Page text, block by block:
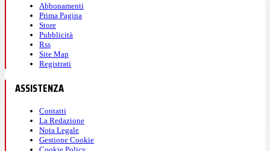
Abbonamenti
Prima Pagina
Store
Pubblicità
Rss
Site Map
Registrati
ASSISTENZA
Contatti
La Redazione
Nota Legale
Gestione Cookie